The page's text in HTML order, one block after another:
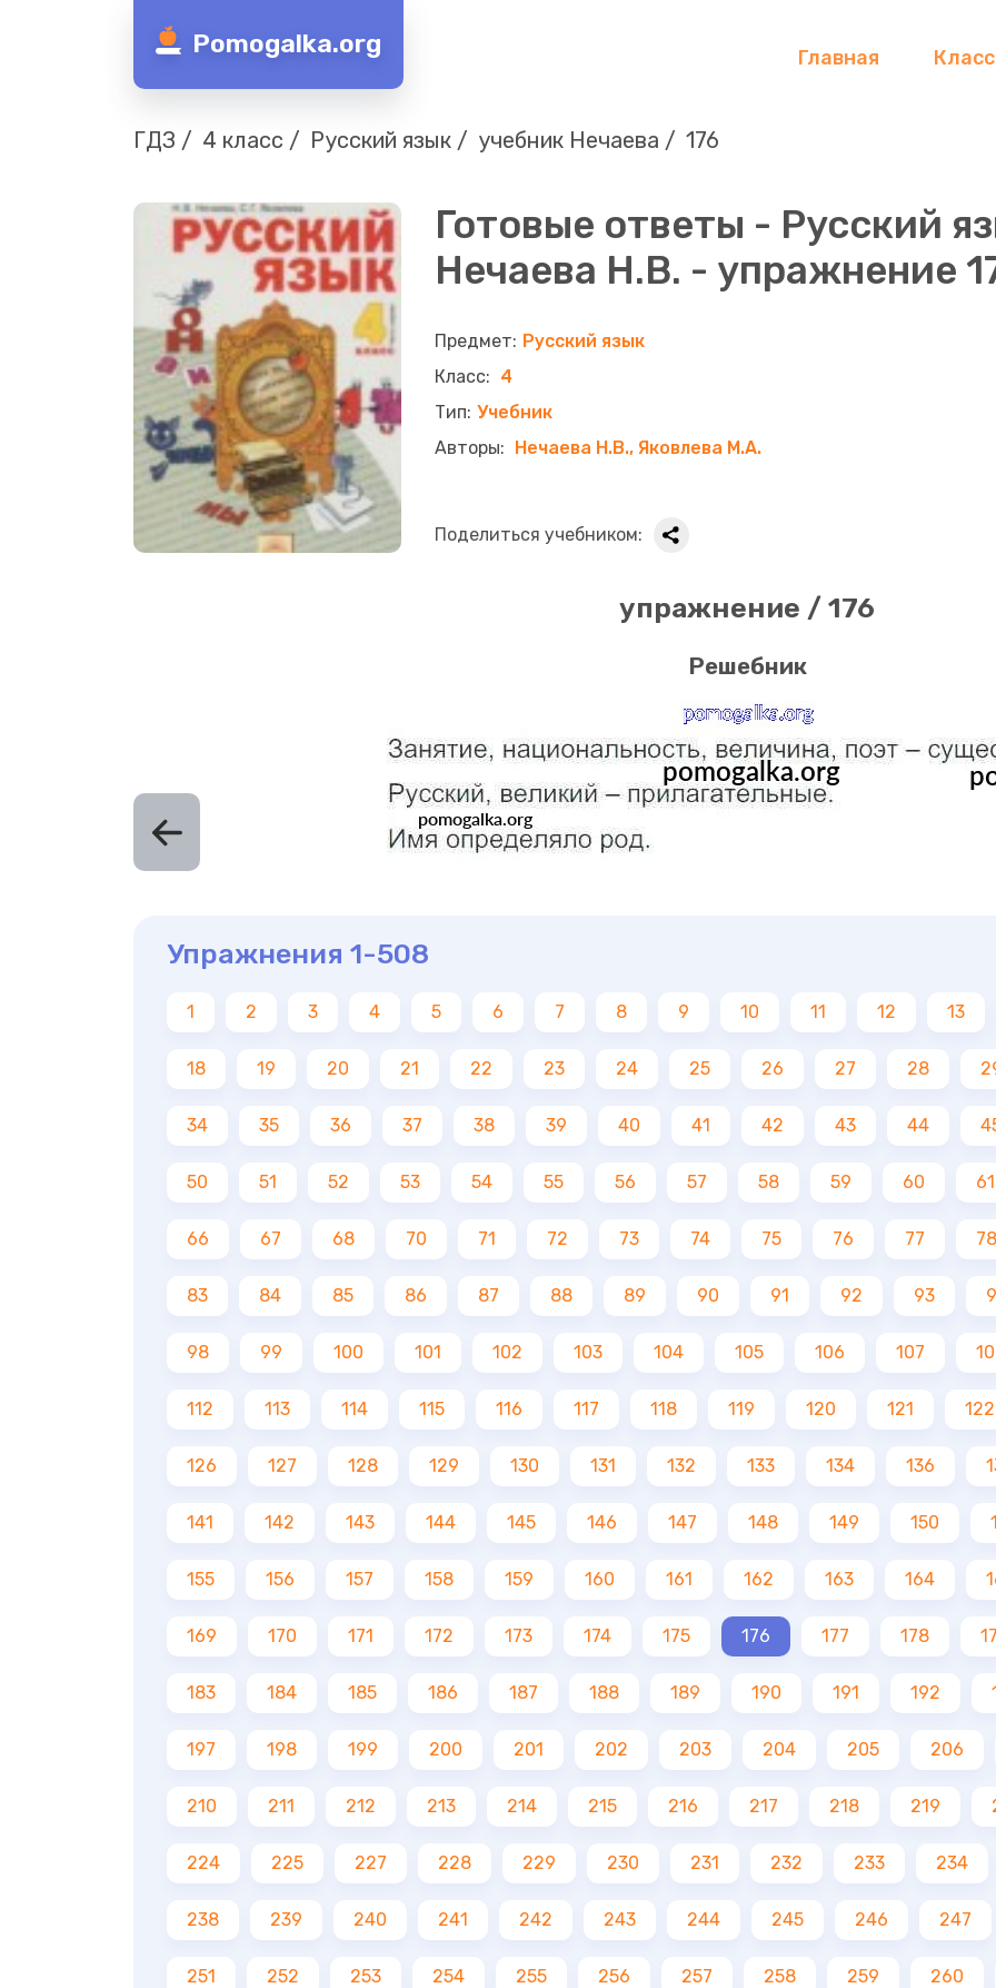
Pomogalka.org Главная
ГДЗ 4 класс Русский язык учебник Нечаева 176
Готовые ответы - Русский
Нечаева Н.В. - упражнение
Русский язык
4
Учебник
Нечаева Н.В., Яковлева М.А.
Поделиться учебником:
упражнение / 176
Решебник
Упражнения 1-508
1 2 3 4 5 6 7 8 9 10 11 12 13
18 19 20 21 22 23 24 25 26 27 28
34 35 36 37 38 39 40 41 42 43 44
50 51 52 53 54 55 56 57 58 59 60 61
66 67 68 70 71 72 73 74 75 76 77 78
83 84 85 86 87 88 89 90 91 92 93
98 99 100 101 102 103 104 105 106 107
112 113 114 115 116 117 118 119 120 121 122
126 127 128 129 130 131 132 133 134 136
141 142 143 144 145 146 147 148 149 150
155 156 157 158 159 160 161 162 163 164
169 170 171 172 173 174 175 176 177 178
183 184 185 186 187 188 189 190 191 192
197 198 199 200 201 202 203 204 205 206
210 211 212 213 214 215 216 217 218 219
224 225 227 228 229 230 231 232 233 234
238 239 240 241 242 243 244 245 246 247
251 252 253 254 255 256 257 258 259 260